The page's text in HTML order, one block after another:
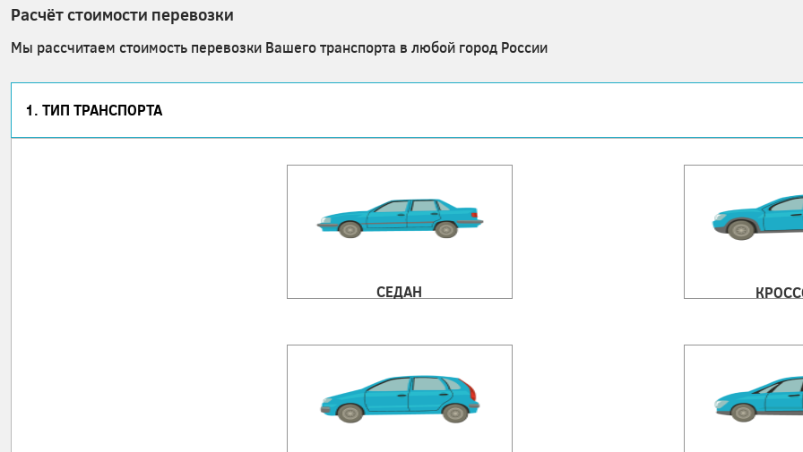
Расчёт стоимости перевозки
Мы рассчитаем стоимость перевозки Вашего транспорта в любой город России
1. ТИП ТРАНСПОРТА
СЕДАН